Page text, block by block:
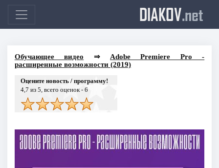
DIAKOV.net
Обучающее видео ⇒ Adobe Premiere Pro -
расширенные возможности (2019)
Оцените новость / программу!
4,7 из 5, всего оценок - 6